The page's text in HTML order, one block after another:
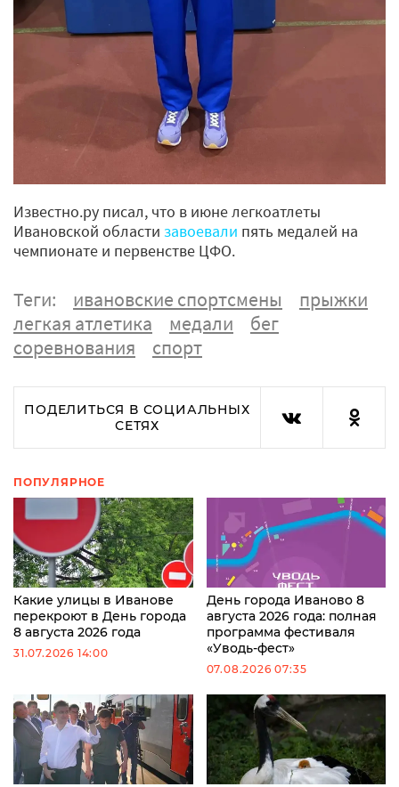
Известно.ру писал, что в июне легкоатлеты
Ивановской области завоевали пять медалей на
чемпионате и первенстве ЦФО.
Теги: ивановские спортсмены
прыжки
легкая атлетика
медали
бег
соревнования
спорт
ПОДЕЛИТЬСЯ В СОЦИАЛЬНЫХ
СЕТЯХ
ПОПУЛЯРНОЕ
Какие улицы в Иванове
перекроют в День города
8 августа 2026 года
31.07.2026 14:00
День города Иваново 8
августа 2026 года: полная
программа фестиваля
«Уводь-фест»
07.08.2026 07:35